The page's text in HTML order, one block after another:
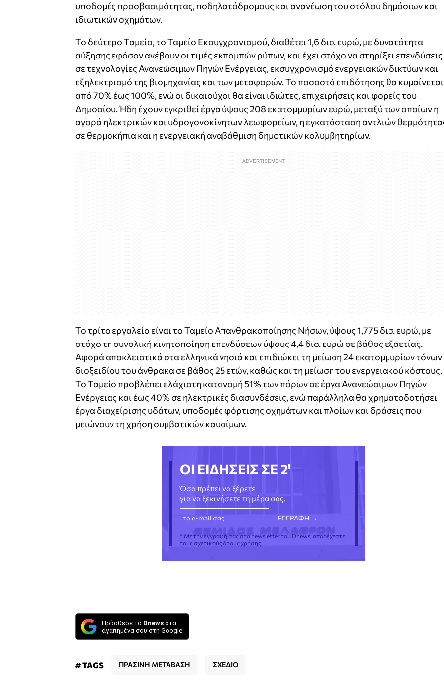
υποδομές προσβασιμότητας, ποδηλατόδρομους και ανανέωση του στόλου δημόσιων και
ιδιωτικών οχημάτων.
Το δεύτερο Ταμείο, το Ταμείο Εκσυγχρονισμού, διαθέτει 1,6 δισ. ευρώ, με δυνατότητα
αύξησης εφόσον ανέβουν οι τιμές εκπομπών ρύπων, και έχει στόχο να στηρίξει επενδύσεις
σε τεχνολογίες Ανανεώσιμων Πηγών Ενέργειας, εκσυγχρονισμό ενεργειακών δικτύων και
εξηλεκτρισμό της βιομηχανίας και των μεταφορών. Το ποσοστό επιδότησης θα κυμαίνεται
από 70% έως 100%, ενώ οι δικαιούχοι θα είναι ιδιώτες, επιχειρήσεις και φορείς του
Δημοσίου. Ήδη έχουν εγκριθεί έργα ύψους 208 εκατομμυρίων ευρώ, μεταξύ των οποίων η
αγορά ηλεκτρικών και υδρογονοκίνητων λεωφορείων, η εγκατάσταση αντλιών
σε θερμοκήπια και η ενεργειακή αναβάθμιση δημοτικών κολυμβητηρίων.
Το τρίτο εργαλείο είναι το Ταμείο Απανθρακοποίησης Νήσων, ύψους 1,775 δισ. ευρώ, με
στόχο τη συνολική κινητοποίηση επενδύσεων ύψους 4,4 δισ. ευρώ σε βάθος εξαετίας.
Αφορά αποκλειστικά στα ελληνικά νησιά και επιδιώκει τη μείωση 24 εκατομμυρίων τόνων
διοξειδίου του άνθρακα σε βάθος 25 ετών, καθώς και τη μείωση του ενεργειακού κόστους.
Το Ταμείο προβλέπει ελάχιστη κατανομή 51% των πόρων σε έργα Ανανεώσιμων Πηγών
Ενέργειας και έως 40% σε ηλεκτρικές διασυνδέσεις, ενώ παράλληλα θα χρηματοδοτήσει
έργα διαχείρισης υδάτων, υποδομές φόρτισης οχημάτων και πλοίων και δράσεις που
μειώνουν τη χρήση συμβατικών καυσίμων.
ΟΙ ΕΙΔΗΣΕΙΣ ΣΕ 2'
Όσα πρέπει να ξέρετε
για να ξεκινήσετε τη μέρα σας.
* Με την εγγραφή σας στο newsletter του Dnews, αποδέχεστε
τους σχετικούς όρους χρήσης
Πρόσθεσε το Dnews στα
αγαπημένα σου στη Google
# TAGS ΠΡΑΣΙΝΗ ΜΕΤΑΒΑΣΗ ΣΧΕΔΙΟ